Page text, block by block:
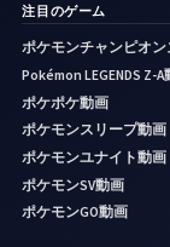
注目のゲーム
ポケモンチャンピオン
Pokémon LEGENDS Z-A
ポケポケ動画
ポケモンスリープ動画
ポケモンユナイト動画
ポケモンSV動画
ポケモンGO動画